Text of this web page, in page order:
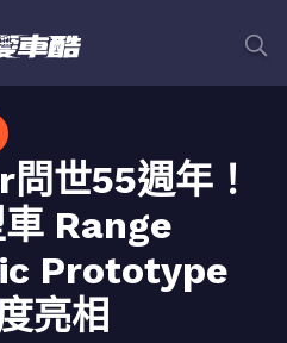
世55週年！
Range
Prototype
亮相